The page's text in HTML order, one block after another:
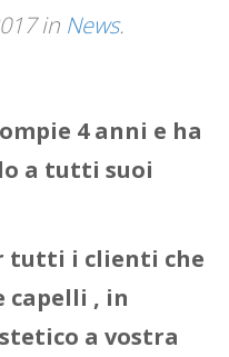
in News.
4 anni e ha
a tutti suoi
tutti i clienti che
capelli , in
a vostra